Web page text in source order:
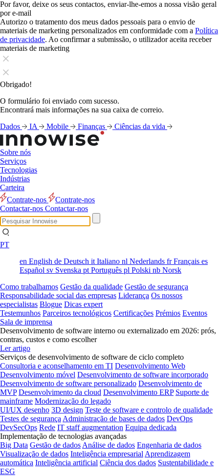
Por favor, deixe os seus contactos, enviar-lhe-emos a nossa visão geral
por e-mail
Autorizo o tratamento dos meus dados pessoais para o envio de
materiais de marketing personalizados em conformidade com a Política
de privacidade. Ao confirmar a submissão, o utilizador aceita receber
materiais de marketing
Obrigado!
O formulário foi enviado com sucesso.
Encontrará mais informações na sua caixa de correio.
Dados
IA Mobile Finanças Ciências da vida
Sobre nós
Serviços
Tecnologias
Indústrias
Carteira
Contrate-nos
Contrate-nos
Contactar-nos Contactar-nos
PT
en English de Deutsch it Italiano nl Nederlands frFrançais es
Español sv Svenska pt Português pl Polski nb Norsk
Como trabalhamos Gestão da qualidade Gestão de segurança
Responsabilidade social das empresas Liderança Os nossos
especialistas Blogue Dicas expert
Testemunhos Parceiros tecnológicos Certificações Prémios Eventos
Sala de imprensa
Desenvolvimento de software interno ou externalizado em 2026: prós,
contras, custos e como escolher
Ler artigo
Serviços de desenvolvimento de software de ciclo completo
Consultoria e aconselhamento em TI Desenvolvimento Web
Desenvolvimento móvel Desenvolvimento de software incorporado
Desenvolvimento de software personalizado Desenvolvimento de
MVP Desenvolvimento da cloud Desenvolvimento ERP Suporte de
mainframe Modernização do legado
UI/UX desenho 3D design Teste de software e controlo de qualidade
Testes de segurança Administração de bases de dados DevOps
DevSecOps Rede IT staff augmentation Equipa dedicada
Implementação de tecnologias avançadas
Big Data Gestão de dados Análise de dados Engenharia de dados
Visualização de dados Inteligência empresarial Aprendizagem
automática Inteligência artificial Ciência dos dados Sustentabilidade e
ESG